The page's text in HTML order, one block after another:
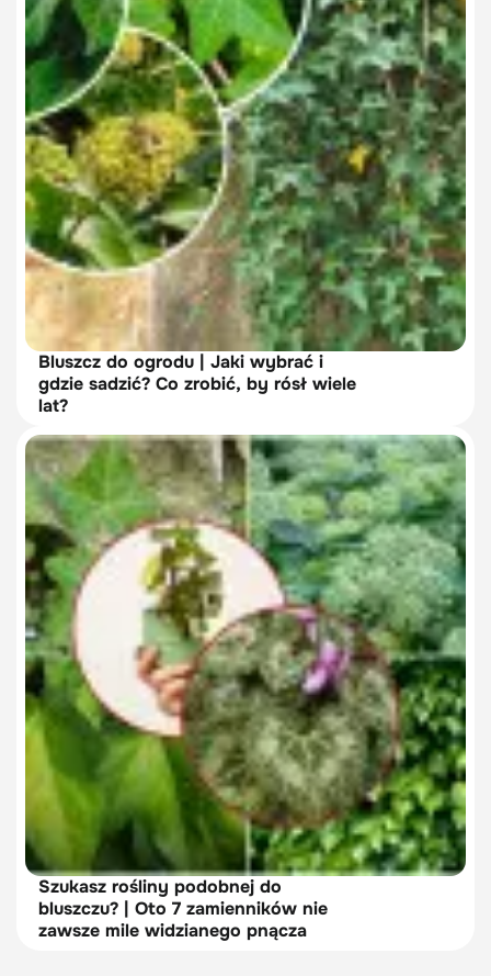
Bluszcz do ogrodu | Jaki wybrać i
gdzie sadzić? Co zrobić, by rósł wiele
lat?
Szukasz rośliny podobnej do
bluszczu? | Oto 7 zamienników nie
zawsze mile widzianego pnącza